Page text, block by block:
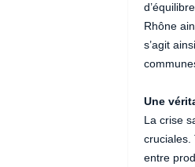
Rhône
s’agit
Une
La crise
cruciales.
entre